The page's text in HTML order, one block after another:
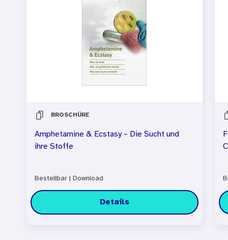
BROSCHÜRE
Amphetamine & Ecstasy – Die Sucht und
ihre Stoffe
Bestellbar Download
Details